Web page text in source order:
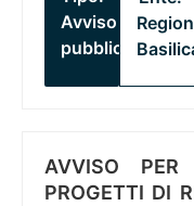
Avviso
pubblico
AVVISO PER
PROGETTI DI